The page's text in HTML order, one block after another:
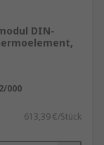
DIN-
000
613,39 €/Stück